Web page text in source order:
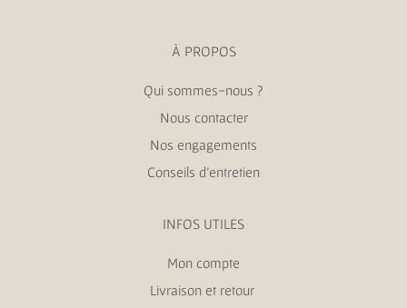
À PROPOS
Qui sommes-nous ?
Nous contacter
Nos engagements
Conseils d’entretien
INFOS UTILES
Mon compte
Livraison et retour